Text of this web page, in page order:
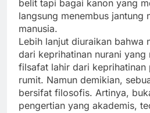
belit tapi bagai kanon yang
langsung menembus jantung
manusia.
Lebih lanjut diuraikan bahwa
dari keprihatinan nurani yang
filsafat lahir dari keprihatinan
rumit. Namun demikian,
bersifat filosofis. Artinya,
pengertian yang akademis,